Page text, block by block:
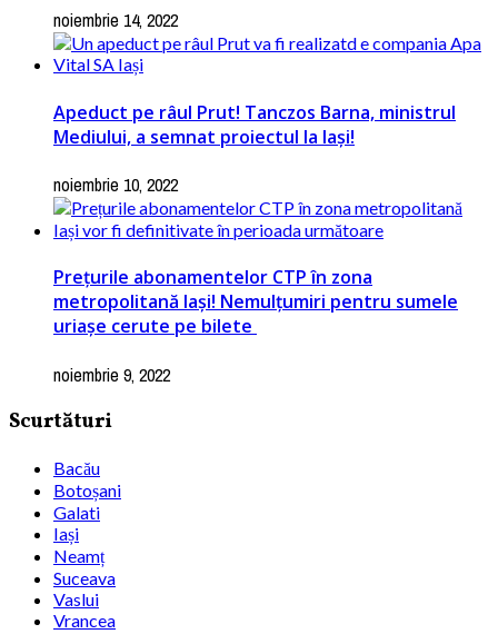
noiembrie 14, 2022
Apeduct pe râul Prut! Tanczos Barna, ministrul
Mediului, a semnat proiectul la Iași!
noiembrie 10, 2022
Prețurile abonamentelor CTP în zona
metropolitană Iași! Nemulțumiri pentru sumele
uriașe cerute pe bilete
noiembrie 9, 2022
Scurtături
Bacău
Botoșani
Galati
Iași
Neamț
Suceava
Vaslui
Vrancea